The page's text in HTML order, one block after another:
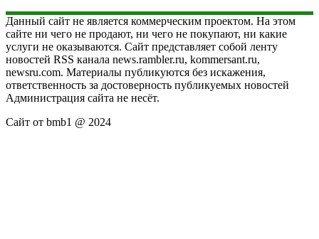
Данный сайт не является коммерческим проектом. На этом
сайте ни чего не продают, ни чего не покупают, ни какие
услуги не оказываются. Сайт представляет собой ленту
новостей RSS канала news.rambler.ru, kommersant.ru,
newsru.com. Материалы публикуются без искажения,
ответственность за достоверность публикуемых новостей
Администрация сайта не несёт.
Сайт от bmb1 @ 2024